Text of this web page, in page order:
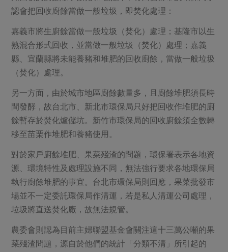
認會把回收廚餘當做一般垃圾，即焚化處理：
嘉義市將生廚餘當做一般垃圾（焚化）處理；基隆市以生
熟混合形式回收，並當做一般垃圾（焚化）處理；嘉義
縣、宜蘭縣將未能養豬和堆肥的回收廚餘，當做一般垃圾
（焚化）處理。
另一方面，由於城市地區廚餘數量多，且廚餘堆肥須長時
間發酵，故台北市、新北市環保局只好把回收作堆肥的廚
餘暫存於焚化爐儲坑。新竹市環保局的回收廚餘須全數轉
移至苗栗作堆肥和養豬使用。
對於家戶廚餘堆肥、果菜殘渣的問題，環保署表示各地資
源、環境特性及處理設施不同，無法強行要求各地環保局
執行廚餘堆肥的事宜。台北市環保局則回應，果菜批發市
場並不一定委託環保局作清運，若是私人清運公司處理，
垃圾將直送焚化廠，故無法規管。
農委會則認為目前主婦聯盟基金會關注這十三萬公噸的果
菜殘渣問題，源自於他們的統計「分類不清」所引起的